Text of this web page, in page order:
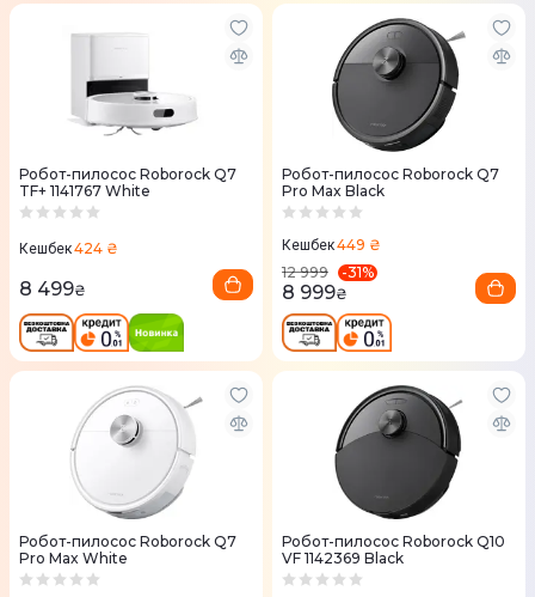
Робот-пилосос Roborock Q7
TF+ 1141767 White
Кешбек424 ₴
8 499₴
Робот-пилосос Roborock Q7
Pro Max Black
Кешбек449 ₴
12 999
-31%
8 999₴
Робот-пилосос Roborock Q7
Pro Max White
Робот-пилосос Roborock Q10
VF 1142369 Black